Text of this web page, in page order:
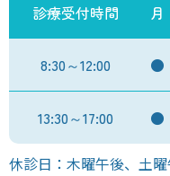
診療受付時間 月
8:30～12:00 ●
13:30～17:00 ●
休診日：木曜午後、土